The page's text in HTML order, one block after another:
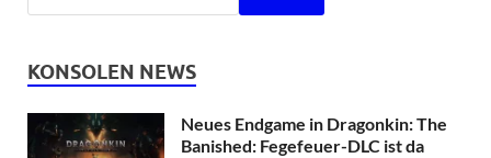
KONSOLEN NEWS
Neues Endgame in Dragonkin: The
Banished: Fegefeuer-DLC ist da